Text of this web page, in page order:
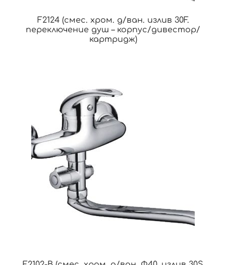
F2124 (смес. хром. д/ван. излив 30F.
переключение душ – корпус/дивестор/
картридж)